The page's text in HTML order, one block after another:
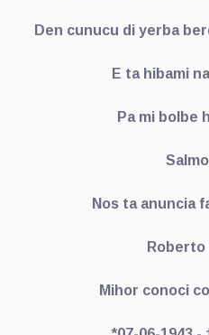
Den cunucu di yerba
E ta hibami
Pa mi bolbe
Nos ta anuncia
Roberto
Mihor conoci